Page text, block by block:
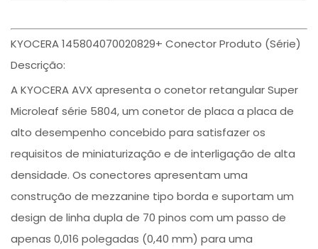
KYOCERA 145804070020829+ Conector Produto (Série)
Descrição:
A KYOCERA AVX apresenta o conetor retangular Super
Microleaf série 5804, um conetor de placa a placa de
alto desempenho concebido para satisfazer os
requisitos de miniaturização e de interligação de alta
densidade. Os conectores apresentam uma
construção de mezzanine tipo borda e suportam um
design de linha dupla de 70 pinos com um passo de
apenas 0,016 polegadas (0,40 mm) para uma